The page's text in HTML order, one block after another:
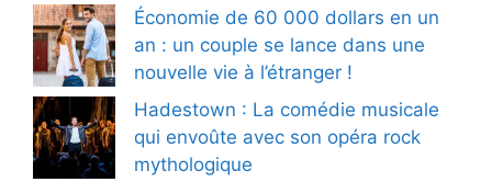
Économie de 60 000 dollars en un
an : un couple se lance dans une
nouvelle vie à l’étranger !
Hadestown : La comédie musicale
qui envoûte avec son opéra rock
mythologique